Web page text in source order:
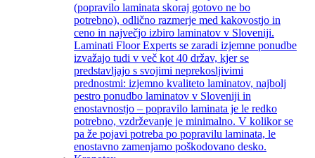
(popravilo laminata skoraj gotovo ne bo
potrebno), odlično razmerje med kakovostjo in
ceno in največjo izbiro laminatov v Sloveniji.
Laminati Floor Experts se zaradi izjemne ponudbe
izvažajo tudi v več kot 40 držav, kjer se
predstavljajo s svojimi neprekosljivimi
prednostmi: izjemno kvaliteto laminatov, najbolj
pestro ponudbo laminatov v Sloveniji in
enostavnostjo – popravilo laminata je le redko
potrebno, vzdrževanje je minimalno. V kolikor se
pa že pojavi potreba po popravilu laminata, le
enostavno zamenjamo poškodovano desko.